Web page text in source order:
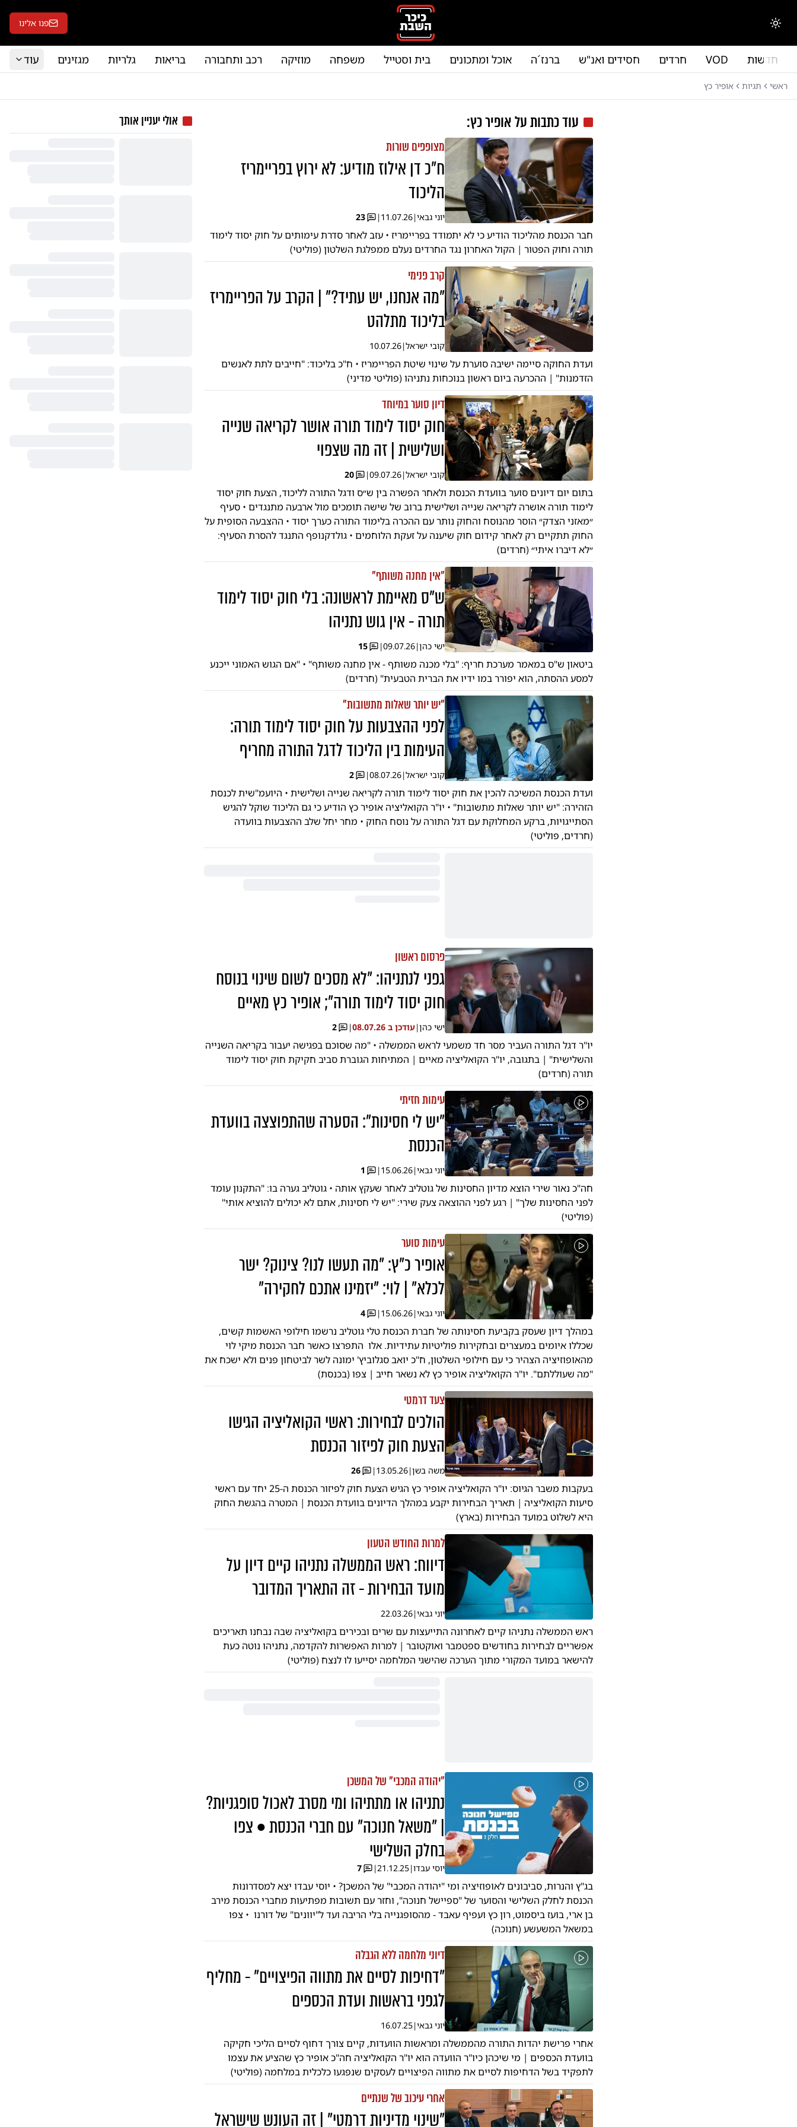
החלפת מצב תצוגה פנו אלינו
חדשות VOD חרדים חסידים ואנ"ש ברנז´ה אוכל ומתכונים בית וסטייל משפחה מוזיקה רכב ותחבורה בריאות גלריות מגזינים עוד
ראשי תגיות אופיר כץ
עוד כתבות עלאופיר כץ:
מצופפים שורות
ח"כ דן אילוז מודיע: לא ירוץ בפריימריז
הליכוד
יוני גבאי|
11.07.26
|
23
חבר הכנסת מהליכוד הודיע כי לא יתמודד בפריימריז • עזב לאחר סדרת עימותים על חוק יסוד לימוד
תורה וחוק הפטור | הקול האחרון נגד החרדים נעלם ממפלגת השלטון (פוליטי)
קרב פנימי
"מה אנחנו, יש עתיד?" | הקרב על הפריימריז
בליכוד מתלהט
קובי ישראל|
10.07.26
ועדת החוקה סיימה ישיבה סוערת על שינוי שיטת הפריימריז • ח"כ בליכוד: "חייבים לתת לאנשים
הזדמנות" | ההכרעה ביום ראשון בנוכחות נתניהו (פוליטי מדיני)
דיון סוער במיוחד
חוק יסוד לימוד תורה אושר לקריאה שנייה
ושלישית | זה מה שצפוי
קובי ישראל|
09.07.26
|
20
בתום יום דיונים סוער בוועדת הכנסת ולאחר הפשרה בין ש״ס ודגל התורה לליכוד, הצעת חוק יסוד
לימוד תורה אושרה לקריאה שנייה ושלישית ברוב של שישה תומכים מול ארבעה מתנגדים • סעיף
״מאזני הצדק״ הוסר מהנוסח והחוק נותר עם ההכרה בלימוד התורה כערך יסוד • ההצבעה הסופית על
החוק תתקיים רק לאחר קידום חוק שיענה על זעקת הלוחמים • גולדקנופף התנגד להסרת הסעיף:
״לא דיברו איתי״ (חרדים)
"אין מחנה משותף"
ש"ס מאיימת לראשונה: בלי חוק יסוד לימוד
תורה - אין גוש נתניהו
ישי כהן |
09.07.26
|
15
ביטאון ש"ס במאמר מערכת חריף: "בלי מכנה משותף - אין מחנה משותף" • "אם הגוש האמוני ייכנע
למסע ההסתה, הוא יפורר במו ידיו את הברית הטבעית" (חרדים)
"יש יותר שאלות מתשובות"
לפני ההצבעות על חוק יסוד לימוד תורה:
העימות בין הליכוד לדגל התורה מחריף
קובי ישראל|
08.07.26
|
2
ועדת הכנסת המשיכה להכין את חוק יסוד לימוד תורה לקריאה שנייה ושלישית • היועמ"שית לכנסת
הזהירה: "יש יותר שאלות מתשובות" • יו"ר הקואליציה אופיר כץ הודיע כי גם הליכוד שוקל להגיש
הסתייגויות, ברקע המחלוקת עם דגל התורה על נוסח החוק • מחר יחל שלב ההצבעות בוועדה
(חרדים, פוליטי)
פרסום ראשון
גפני לנתניהו: "לא מסכים לשום שינוי בנוסח
חוק יסוד לימוד תורה"; אופיר כץ מאיים
ישי כהן |עודכן ב 08.07.26
|
2
יו"ר דגל התורה העביר מסר חד משמעי לראש הממשלה • "מה שסוכם בפגישה יעבור בקריאה השנייה
והשלישית" | בתגובה, יו"ר הקואליציה מאיים | המתיחות הגוברת סביב חקיקת חוק יסוד לימוד
תורה (חרדים)
עימות חזיתי
"יש לי חסינות": הסערה שהתפוצצה בוועדת
הכנסת
יוני גבאי|
15.06.26
|
1
חה"כ נאור שירי הוצא מדיון החסינות של גוטליב לאחר שעקץ אותה • גוטליב גערה בו: "התקנון עומד
לפני החסינות שלך" | רגע לפני ההוצאה צעק שירי: "יש לי חסינות, אתם לא יכולים להוציא אותי"
(פוליטי)
עימות סוער
אופיר כ"ץ: "מה תעשו לנו? צינוק? ישר
לכלא" | לוי: "יזמינו אתכם לחקירה"
יוני גבאי|
15.06.26
|
4
במהלך דיון שעסק בקביעת חסינותה של חברת הכנסת טלי גוטליב נרשמו חילופי האשמות קשים,
שכללו איומים במעצרים ובחקירות פוליטיות עתידיות. אלו התפרצו כאשר חבר הכנסת מיקי לוי
מהאופוזיציה הצהיר כי עם חילופי השלטון, ח"כ יואב סגלוביץ' ימונה לשר לביטחון פנים ולא ישכח את
"מה שעוללתם". יו"ר הקואליציה אופיר כץ לא נשאר חייב | צפו (בכנסת)
צעד דרמטי
הולכים לבחירות: ראשי הקואליציה הגישו
הצעת חוק לפיזור הכנסת
משה בשן|
13.05.26
|
26
בעקבות משבר הגיוס: יו"ר הקואליציה אופיר כץ הגיש הצעת חוק לפיזור הכנסת ה-25 יחד עם ראשי
סיעות הקואליציה | תאריך הבחירות יקבע במהלך הדיונים בוועדת הכנסת | המטרה בהגשת החוק
היא לשלוט במועד הבחירות (בארץ)
למרות החודש הטעון
דיווח: ראש הממשלה נתניהו קיים דיון על
מועד הבחירות - זה התאריך המדובר
יוני גבאי|
22.03.26
ראש הממשלה נתניהו קיים לאחרונה התייעצות עם שרים ובכירים בקואליציה שבה נבחנו תאריכים
אפשריים לבחירות בחודשים ספטמבר ואוקטובר | למרות האפשרות להקדמה, נתניהו נוטה כעת
להישאר במועד המקורי מתוך הערכה שהישגי המלחמה יסייעו לו לנצח (פוליטי)
"יהודה המכבי" של המשכן
נתניהו או מתתיהו ומי מסרב לאכול סופגניות?
| "משאל חנוכה" עם חברי הכנסת • צפו
בחלק השלישי
יוסי עבדו|
21.12.25
|
7
בג"ץ והנרות, סביבונים לאופוזיציה ומי "יהודה המכבי" של המשכן? • יוסי עבדו יצא למסדרונות
הכנסת לחלק השלישי והסוער של "ספיישל חנוכה", וחזר עם תשובות מפתיעות מחברי הכנסת מירב
בן ארי, בועז ביסמוט, רון כץ ועפיף עאבד - מהסופגנייה בלי הריבה ועד ל"יוונים" של דורנו • צפו
במשאל המשעשע (חנוכה)
דיוני מלחמה ללא הגבלה
"דחיפות לסיים את מתווה הפיצויים" - מחליף
לגפני בראשות ועדת הכספים
יוני גבאי|
16.07.25
אחרי פרישת יהדות התורה מהממשלה ומראשות הוועדות, קיים צורך דחוף לסיים הליכי חקיקה
בוועדת הכספים | מי שיכהן כיו"ר הוועדה הוא יו"ר הקואליציה חה"כ אופיר כץ שהציע את עצמו
לתפקיד בשל הדחיפות לסיים את מתווה הפיצויים לעסקים שנפגעו כלכלית במלחמה (פוליטי)
אחרי עיכוב של שנתיים
"שינוי מדיניות דרמטי" | זה העונש שישראל
אולי יעניין אותך